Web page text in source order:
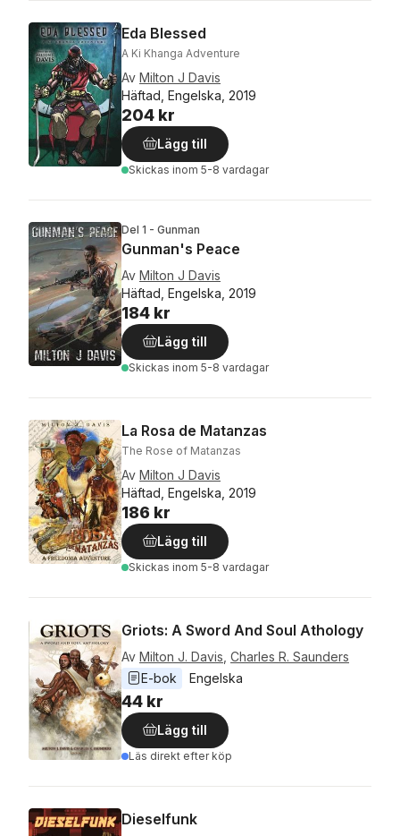
Eda Blessed
A Ki Khanga Adventure
Av Milton J Davis
Häftad, Engelska, 2019
204 kr
Lägg till
Skickas inom 5-8 vardagar
Del 1 - Gunman
Gunman's Peace
Av Milton J Davis
Häftad, Engelska, 2019
184 kr
Lägg till
Skickas inom 5-8 vardagar
La Rosa de Matanzas
The Rose of Matanzas
Av Milton J Davis
Häftad, Engelska, 2019
186 kr
Lägg till
Skickas inom 5-8 vardagar
Griots: A Sword And Soul Athology
Av Milton J. Davis Charles R. Saunders
E-bok
Engelska
44 kr
Lägg till
Läs direkt efter köp
Dieselfunk